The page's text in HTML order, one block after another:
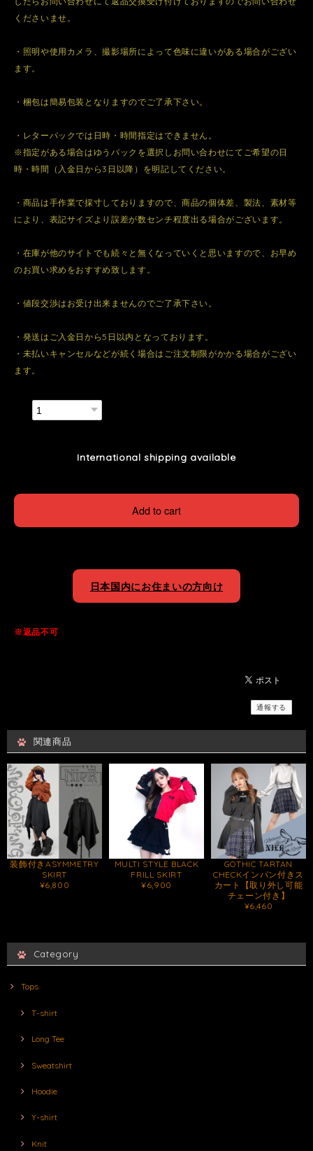
くださいませ。
・照明や使用カメラ、撮影場所によって色味に違いがある場合がござい
ます。
・梱包は簡易包装となりますのでご了承下さい。
・レターパックでは日時・時間指定はできません。
※指定がある場合はゆうパックを選択しお問い合わせにてご希望の日
時・時間（入金日から3日以降）を明記してください。
・商品は手作業で採寸しておりますので、商品の個体差、製法、素材等
により、表記サイズより誤差が数センチ程度出る場合がございます。
・在庫が他のサイトでも続々と無くなっていくと思いますので、お早め
のお買い求めをおすすめ致します。
・値段交渉はお受け出来ませんのでご了承下さい。
・発送はご入金日から5日以内となっております。
・未払いキャンセルなどが続く場合はご注文制限がかかる場合がござい
ます。
International shipping available
Add to cart
日本国内にお住まいの方向け
※返品不可
通報する
関連商品
装飾付きASYMMETRY
SKIRT
¥6,800
MULTI STYLE BLACK
FRILL SKIRT
¥6,900
GOTHIC TARTAN
CHECKインパン付きス
カート【取り外し可能
チェーン付き】
¥6,460
Category
Tops
T-shirt
Long Tee
Sweatshirt
Hoodie
Y-shirt
Knit